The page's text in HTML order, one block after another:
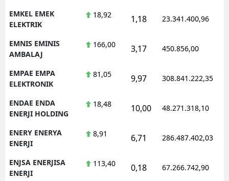
EMKEL EMEK
ELEKTRIK
18,92 1,18 23.341.400,96
EMNIS EMINIS
AMBALAJ
166,00 3,17 450.856,00
EMPAE EMPA
ELEKTRONIK
81,05 9,97 308.841.222,35
ENDAE ENDA
ENERJI HOLDING
18,48 10,00 48.271.318,10
ENERY ENERYA
ENERJI
8,91 6,71 286.487.402,03
ENJSA ENERJISA
ENERJI
113,40 0,18 67.266.742,90